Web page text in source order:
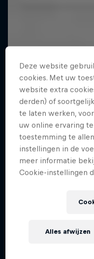
Deze website
cookies. Met uw
website extra
derden) of
te laten werken,
uw online ervaring
toestemming te
instellingen in de
meer informatie
Cookie-instellingen
Alles afwijzen